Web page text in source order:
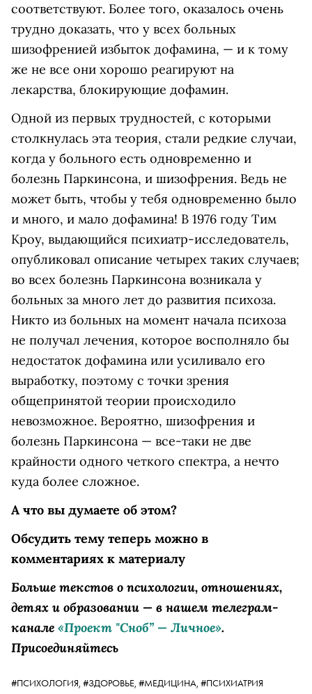
соответствуют. Более того, оказалось очень
трудно доказать, что у всех больных
шизофренией избыток дофамина, — и к тому
же не все они хорошо реагируют на
лекарства, блокирующие дофамин.
Одной из первых трудностей, с которыми
столкнулась эта теория, стали редкие случаи,
когда у больного есть одновременно и
болезнь Паркинсона, и шизофрения. Ведь не
может быть, чтобы у тебя одновременно было
и много, и мало дофамина! В 1976 году Тим
Кроу, выдающийся психиатр-исследователь,
опубликовал описание четырех таких случаев;
во всех болезнь Паркинсона возникала у
больных за много лет до развития психоза.
Никто из больных на момент начала психоза
не получал лечения, которое восполняло бы
недостаток дофамина или усиливало его
выработку, поэтому с точки зрения
общепринятой теории происходило
невозможное. Вероятно, шизофрения и
болезнь Паркинсона — все-таки не две
крайности одного четкого спектра, а нечто
куда более сложное.
А что вы думаете об этом?
Обсудить тему теперь можно в
комментариях к материалу
Больше текстов о психологии, отношениях,
детях и образовании — в нашем телеграм-
канале «Проект "Сноб” — Личное».
Присоединяйтесь
#ПСИХОЛОГИЯ, #ЗДОРОВЬЕ, #МЕДИЦИНА, #ПСИХИАТРИЯ